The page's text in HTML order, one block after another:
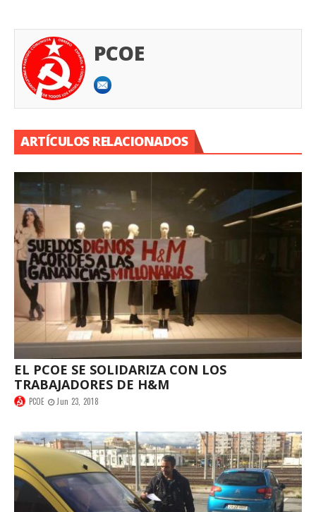
PCOE
ARTÍCULOS RELACIONADOS
EL PCOE SE SOLIDARIZA CON LOS
TRABAJADORES DE H&M
PCOE Jun 23, 2018